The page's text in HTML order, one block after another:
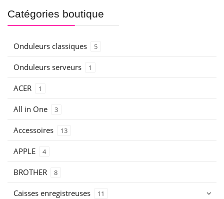
Catégories boutique
Onduleurs classiques 5
Onduleurs serveurs 1
ACER 1
All in One 3
Accessoires 13
APPLE 4
BROTHER 8
Caisses enregistreuses 11